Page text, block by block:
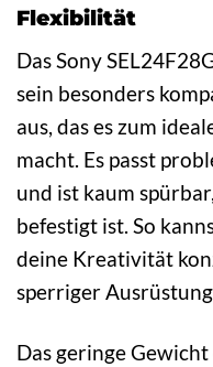
Flexibilität
Das Sony
sein besonders
aus, das es zum
macht. Es passt
und ist kaum
befestigt ist. So
deine Kreativität
sperriger
Das geringe